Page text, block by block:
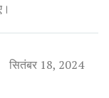
सितंबर 18, 2024